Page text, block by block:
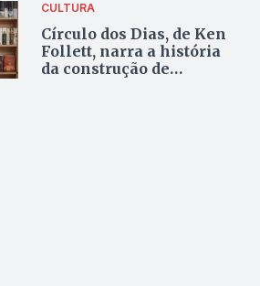
CULTURA
Círculo dos Dias, de Ken
Follett, narra a história
da construção de